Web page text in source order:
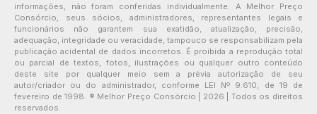
informações, não foram conferidas individualmente. A Melhor Preço
Consórcio, seus sócios, administradores, representantes legais e
funcionários não garantem sua exatidão, atualização, precisão,
adequação, integridade ou veracidade, tampouco se responsabilizam pela
publicação acidental de dados incorretos. É proibida a reprodução total
ou parcial de textos, fotos, ilustrações ou qualquer outro conteúdo
deste site por qualquer meio sem a prévia autorização de seu
autor/criador ou do administrador, conforme LEI Nº 9.610, de 19 de
fevereiro de 1998. ® Melhor Preço Consórcio | 2026 | Todos os direitos
reservados.